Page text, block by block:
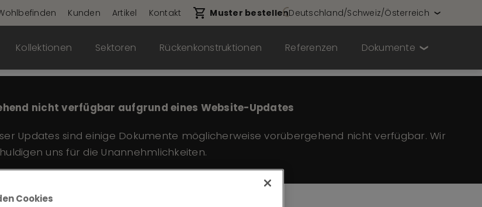
Kunden Artikel Kontakt Muster bestellenDeutschland/Schweiz/Österreich
Kollektionen Sektoren Rückenkonstruktionen Referenzen Dokumente
nicht verfügbar aufgrund eines Website-Updates
Updates sind einige Dokumente möglicherweise vorübergehend nicht verfügbar. Wir
uns für die Unannehmlichkeiten.
Cookies